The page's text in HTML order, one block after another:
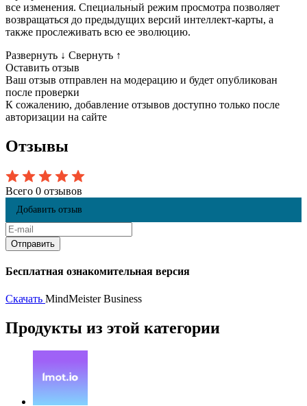
все изменения. Специальный режим просмотра позволяет
возвращаться до предыдущих версий интеллект-карты, а
также прослеживать всю ее эволюцию.
Развернуть ↓ Свернуть ↑
Оставить отзыв
Ваш отзыв отправлен на модерацию и будет опубликован
после проверки
К сожалению, добавление отзывов доступно только после
авторизации на сайте
Отзывы
Всего 0 отзывов
Добавить отзыв
Бесплатная ознакомительная версия
Скачать MindMeister Business
Продукты из этой категории